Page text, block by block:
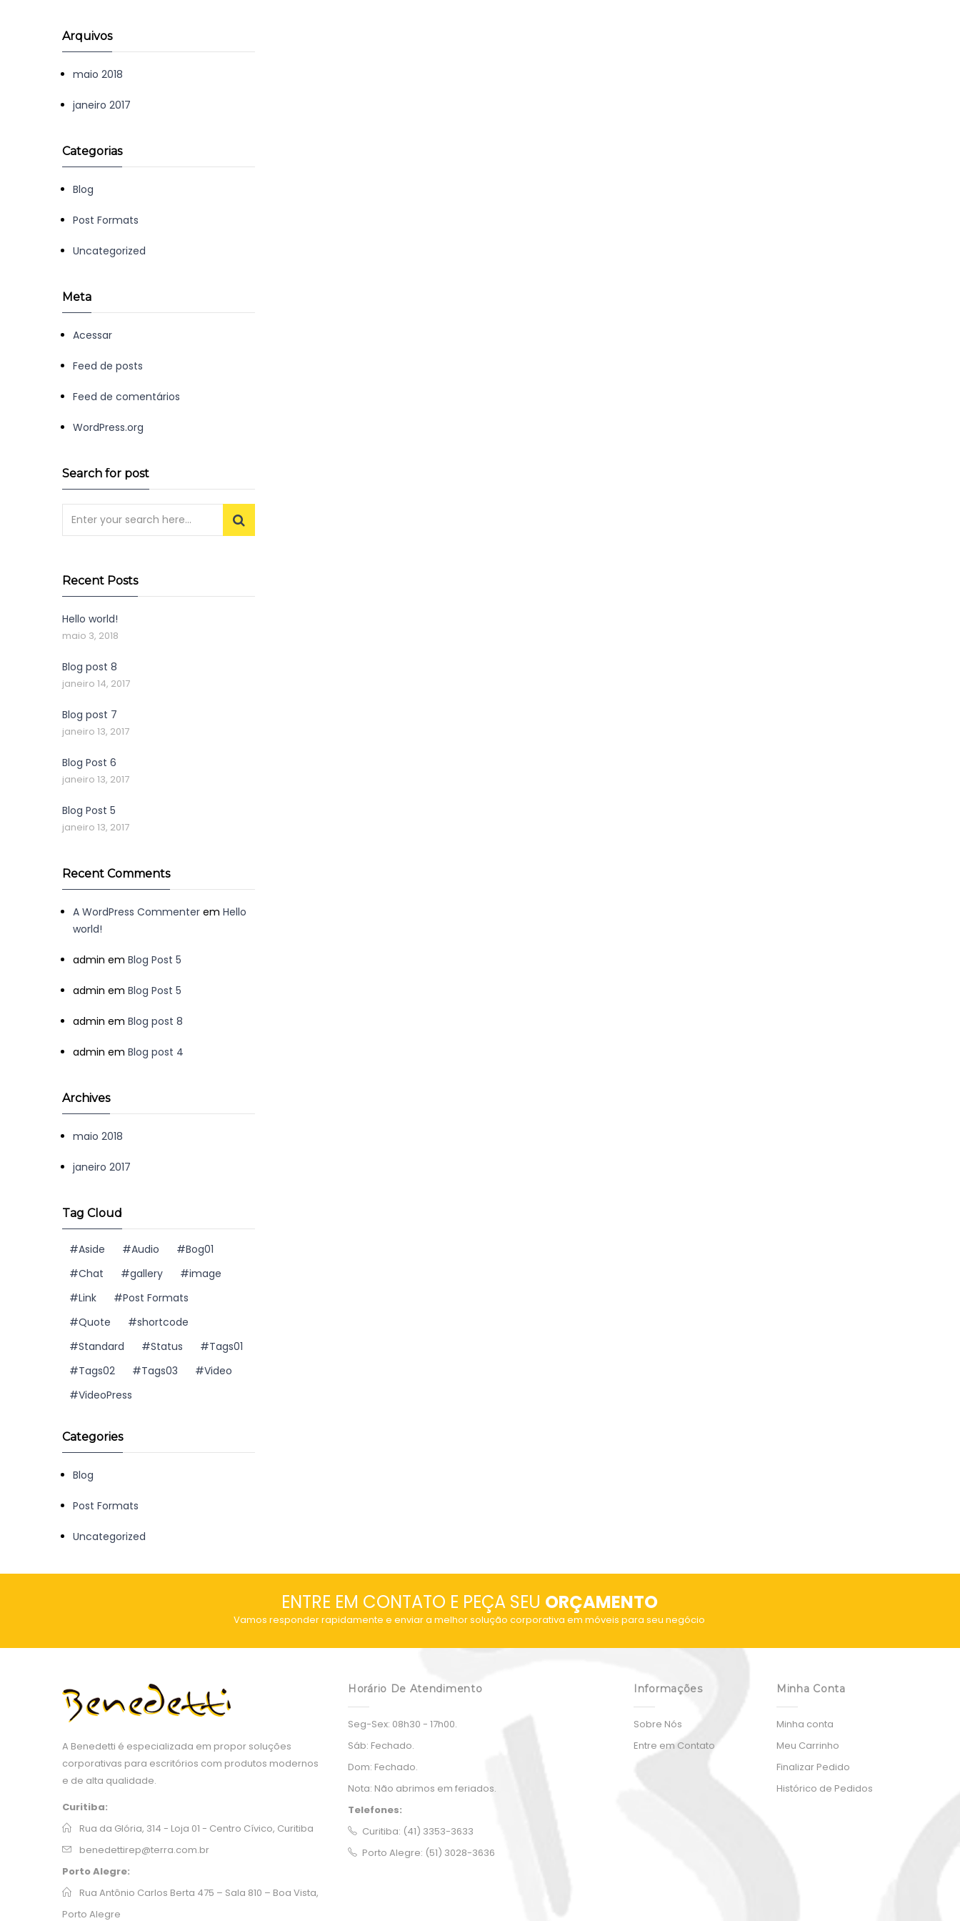
Arquivos
maio 2018
janeiro 2017
Categorias
Blog
Post Formats
Uncategorized
Meta
Acessar
Feed de posts
Feed de comentários
WordPress.org
Search for post
Recent Posts
Hello world!
maio 3, 2018
Blog post 8
janeiro 14, 2017
Blog post 7
janeiro 13, 2017
Blog Post 6
janeiro 13, 2017
Blog Post 5
janeiro 13, 2017
Recent Comments
A WordPress Commenter em Hello
world!
admin em Blog Post 5
admin em Blog Post 5
admin em Blog post 8
admin em Blog post 4
Archives
maio 2018
janeiro 2017
Tag Cloud
Aside Audio
Bog01
Chat
gallery
image
Link
Post Formats
Quote
shortcode
Standard
Status
Tags01
Tags02
Tags03
Video
VideoPress
Categories
Blog
Post Formats
Uncategorized
ENTRE EM CONTATO E PEÇA SEU ORÇAMENTO
Vamos responder rapidamente e enviar a melhor solução corporativa em móveis para seu negócio
A Benedetti é especializada em propor soluções
corporativas para escritórios com produtos modernos
e de alta qualidade.
Curitiba:
Rua da Glória, 314 - Loja 01 - Centro Cívico, Curitiba
benedettirep@terra.com.br
Porto Alegre:
Rua Antônio Carlos Berta 475 – Sala 810 – Boa Vista,
Porto Alegre
Horário De Atendimento
Seg-Sex: 08h30 - 17h00.
Sáb: Fechado.
Dom: Fechado.
Nota: Não abrimos em feriados.
Telefones:
Curitiba: (41) 3353-3633
Porto Alegre: (51) 3028-3636
Informações
Sobre Nós
Entre em Contato
Minha Conta
Minha conta
Meu Carrinho
Finalizar Pedido
Histórico de Pedidos